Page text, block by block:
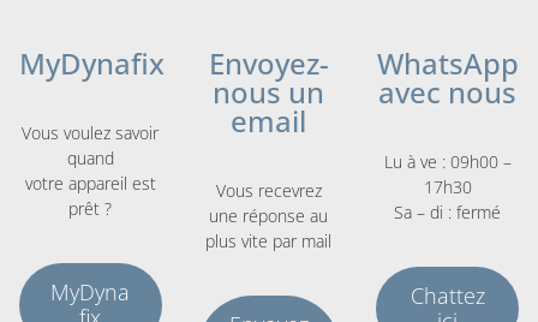
MyDynafix
Vous voulez savoir
quand
votre appareil est
prêt ?
MyDyna
Envoyez-
nous un
email
Vous recevrez
une réponse au
plus vite par mail
WhatsApp
avec nous
Lu à ve : 09h00 –
17h30
Sa – di : fermé
Chattez